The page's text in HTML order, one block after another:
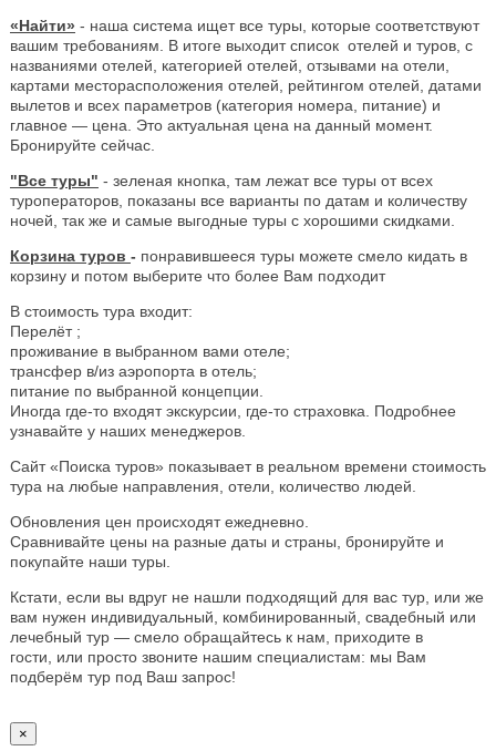
«Найти» - наша система ищет все туры, которые соответствуют
вашим требованиям. В итоге выходит список отелей и туров, с
названиями отелей, категорией отелей, отзывами на отели,
картами месторасположения отелей, рейтингом отелей, датами
вылетов и всех параметров (категория номера, питание) и
главное — цена. Это актуальная цена на данный момент.
Бронируйте сейчас.
"Все туры" - зеленая кнопка, там лежат все туры от всех
туроператоров, показаны все варианты по датам и количеству
ночей, так же и самые выгодные туры с хорошими скидками.
Корзина туров - понравившееся туры можете смело кидать в
корзину и потом выберите что более Вам подходит
В стоимость тура входит:
Перелёт ;
проживание в выбранном вами отеле;
трансфер в/из аэропорта в отель;
питание по выбранной концепции.
Иногда где-то входят экскурсии, где-то страховка. Подробнее
узнавайте у наших менеджеров.
Сайт «Поиска туров» показывает в реальном времени стоимость
тура на любые направления, отели, количество людей.
Обновления цен происходят ежедневно.
Сравнивайте цены на разные даты и страны, бронируйте и
покупайте наши туры.
Кстати, если вы вдруг не нашли подходящий для вас тур, или же
вам нужен индивидуальный, комбинированный, свадебный или
лечебный тур — смело обращайтесь к нам, приходите в
гости, или просто звоните нашим специалистам: мы Вам
подберём тур под Ваш запрос!
×